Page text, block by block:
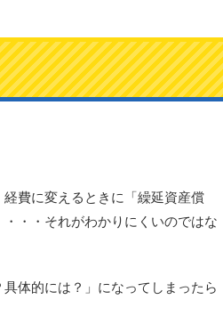
費に変えるときに「繰延資産償
・・それがわかりにくいのではな
体的には？」になってしまったら